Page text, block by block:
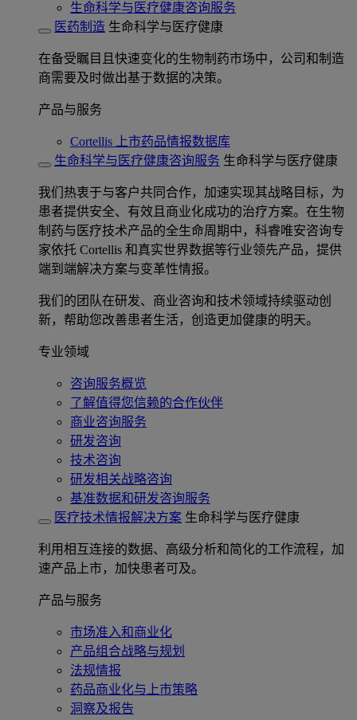
生命科学与医疗健康咨询服务
医药制造 生命科学与医疗健康
在备受瞩目且快速变化的生物制药市场中，公司和制造
商需要及时做出基于数据的决策。
产品与服务
Cortellis 上市药品情报数据库
生命科学与医疗健康咨询服务 生命科学与医疗健康
我们热衷于与客户共同合作，加速实现其战略目标，为
患者提供安全、有效且商业化成功的治疗方案。在生物
制药与医疗技术产品的全生命周期中，科睿唯安咨询专
家依托 Cortellis 和真实世界数据等行业领先产品，提供
端到端解决方案与变革性情报。
我们的团队在研发、商业咨询和技术领域持续驱动创
新，帮助您改善患者生活，创造更加健康的明天。
专业领域
咨询服务概览
了解值得您信赖的合作伙伴
商业咨询服务
研发咨询
技术咨询
研发相关战略咨询
基准数据和研发咨询服务
医疗技术情报解决方案 生命科学与医疗健康
利用相互连接的数据、高级分析和简化的工作流程，加
速产品上市，加快患者可及。
产品与服务
市场准入和商业化
产品组合战略与规划
法规情报
药品商业化与上市策略
洞察及报告